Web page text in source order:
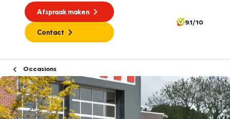
Afspraak maken
Contact
9.1/10
Occasions